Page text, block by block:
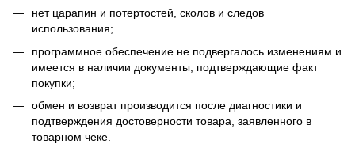
нет царапин и потертостей, сколов и следов
использования;
программное обеспечение не подвергалось изменениям и
имеется в наличии документы, подтверждающие факт
покупки;
обмен и возврат производится после диагностики и
подтверждения достоверности товара, заявленного в
товарном чеке.